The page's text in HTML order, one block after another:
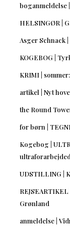
boganmeldelse
HELSINGØR |
Asger Schnack
KOGEBOG |
KRIMI |
artikel | Nyt
the Round
for børn |
Kogebog |
UDSTILLING |
Grønland
anmeldelse |